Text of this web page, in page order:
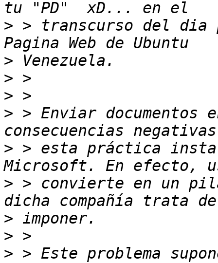
> > transcurso del
>
>
>
> > Enviar documentos
> > esta práctica
> > convierte en un
>
>
> > Este problema